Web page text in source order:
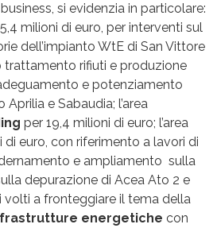
si evidenzia in particolare:
milioni di euro, per interventi sul
dell’impianto WtE di San Vittore
trattamento rifiuti e produzione
e potenziamento
e Sabaudia; l’area
per 19,4 milioni di euro; l’area
di euro, con riferimento a lavori di
e ampliamento sulla
depurazione di Acea Ato 2 e
volti a fronteggiare il tema della
energetiche con